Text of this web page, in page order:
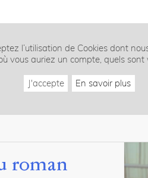
l’utilisation de Cookies dont
vous auriez un compte, quels sont
J'accepte En savoir plus
roman